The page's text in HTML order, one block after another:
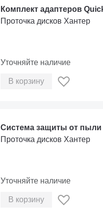
Комплект адаптеров
Проточка дисков Хантер
Уточняйте наличие
В корзину
Система защиты от пыли
Проточка дисков Хантер
Уточняйте наличие
В корзину